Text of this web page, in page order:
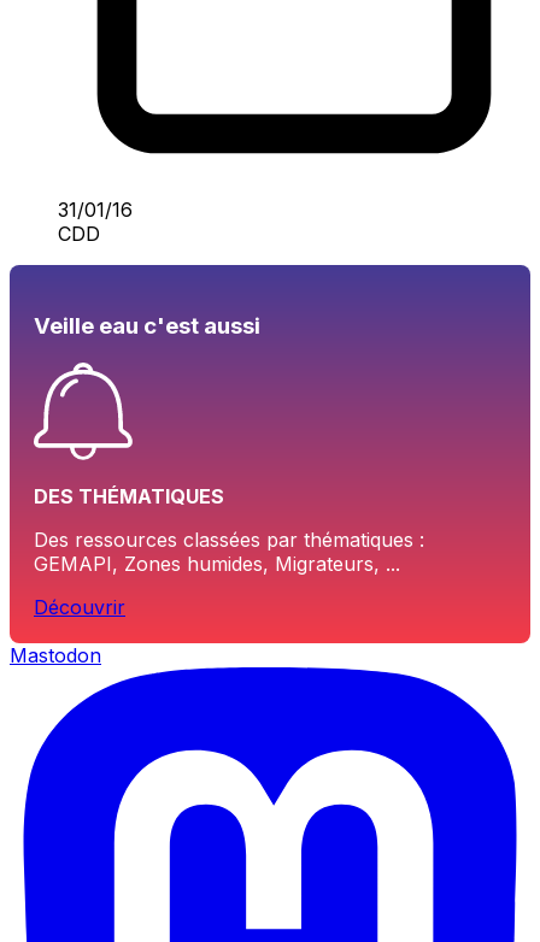
31/01/16
CDD
Veille eau c'est aussi
DES THÉMATIQUES
Des ressources classées par thématiques :
GEMAPI, Zones humides, Migrateurs, ...
Découvrir
Mastodon